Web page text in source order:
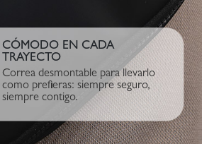
CÓMODO EN CADA
TRAYECTO
Correa desmontable para llevarlo
como prefieras: siempre seguro,
siempre contigo.